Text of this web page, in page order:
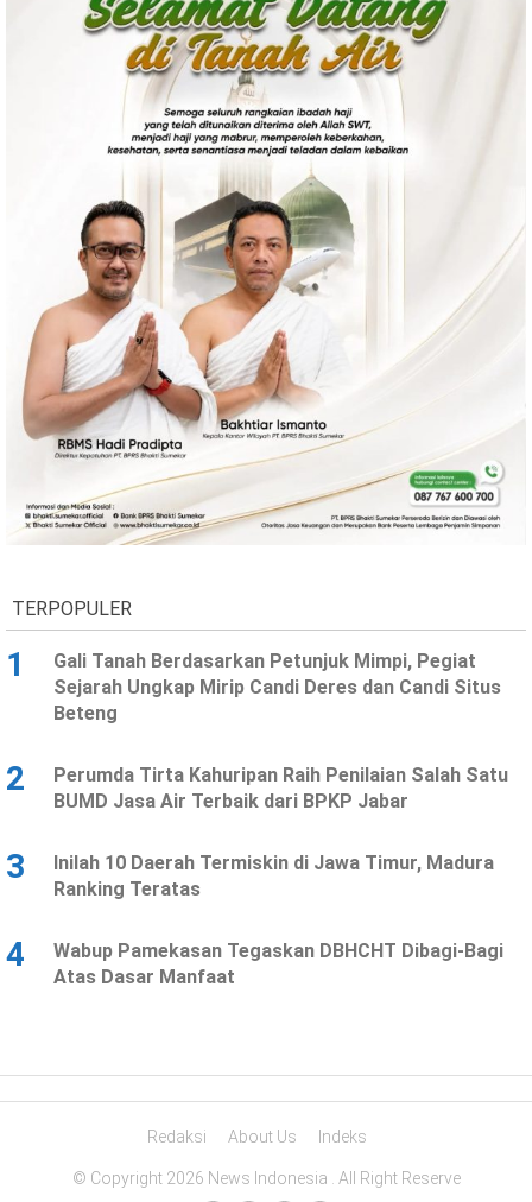
TERPOPULER
1
Gali Tanah Berdasarkan Petunjuk Mimpi, Pegiat
Sejarah Ungkap Mirip Candi Deres dan Candi Situs
Beteng
2
Perumda Tirta Kahuripan Raih Penilaian Salah Satu
BUMD Jasa Air Terbaik dari BPKP Jabar
3
Inilah 10 Daerah Termiskin di Jawa Timur, Madura
Ranking Teratas
4
Wabup Pamekasan Tegaskan DBHCHT Dibagi-Bagi
Atas Dasar Manfaat
Redaksi About Us Indeks
© Copyright 2026 News Indonesia . All Right Reserve